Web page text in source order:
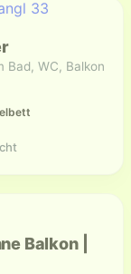
Bad, WC, Balkon
Balkon |